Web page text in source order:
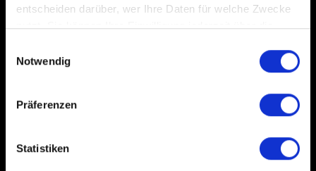
entscheiden darüber, wer Ihre Daten für welche Zwecke
nutzt. Sie können Ihre Einwilligung jederzeit über die
Trigger Symbol ändern oder widerrufen
Informationen über Ihre geografische Lage
können
Notwendig
Präferenzen
Statistiken
Grafikproblemen auf PC einen Screenshot. Limit: 12 MB.
Abschicken